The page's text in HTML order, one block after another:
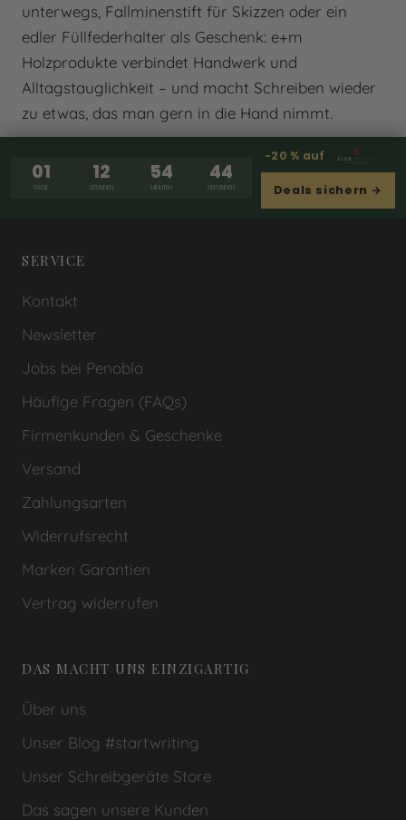
unterwegs, Fallminenstift für Skizzen oder ein
edler Füllfederhalter als Geschenk: e+m
Holzprodukte verbindet Handwerk und
Alltagstauglichkeit – und macht Schreiben wieder
zu etwas, das man gern in die Hand nimmt.
01
TAGE
12
STUNDEN
54
MINUTEN
43
SEKUNDEN
-20 % auf
Deals sichern →
SERVICE
Kontakt
Newsletter
Jobs bei Penoblo
Häufige Fragen (FAQs)
Firmenkunden & Geschenke
Versand
Zahlungsarten
Widerrufsrecht
Marken Garantien
Vertrag widerrufen
DAS MACHT UNS EINZIGARTIG
Über uns
Unser Blog #startwriting
Unser Schreibgeräte Store
Das sagen unsere Kunden